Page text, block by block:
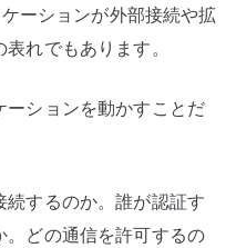
ーションが外部接続や拡
れでもあります。
ションを動かすことだ
するのか。誰が認証す
。どの通信を許可するの